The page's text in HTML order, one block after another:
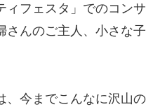
ィフェスタ」でのコン
さんのご主人、小さな
、今までこんなに沢山